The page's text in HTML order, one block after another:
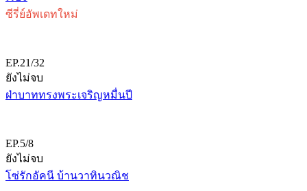
ซีรี่ย์อัพเดทใหม่
EP.21/32
ยังไม่จบ
ฝ่าบาททรงพระเจริญหมื่นปี
EP.5/8
ยังไม่จบ
โซ่รักอัคนี บ้านวาทินวณิช